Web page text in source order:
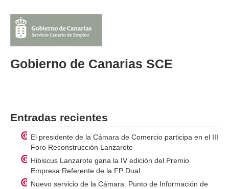
▼
Gobierno de Canarias SCE
Entradas recientes
El presidente de la Cámara de Comercio participa en el III
Foro Reconstrucción Lanzarote
Hibiscus Lanzarote gana la IV edición del Premio
Empresa Referente de la FP Dual
Nuevo servicio de la Cámara: Punto de Información de